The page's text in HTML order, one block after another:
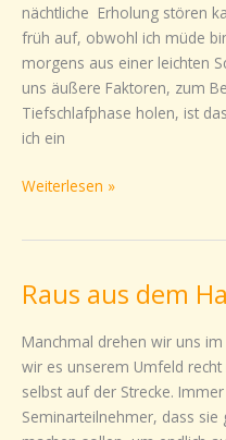
nächtliche Erholung stören
früh auf, obwohl ich müde
morgens aus einer leichten
uns äußere Faktoren, zum
Tiefschlafphase holen, ist
ich ein
–
Antworten
Weiterlesen »
Raus aus dem
Manchmal drehen wir uns
wir es unserem Umfeld
selbst auf der Strecke.
Seminarteilnehmer, dass
Raus
dem
Hamsterrad